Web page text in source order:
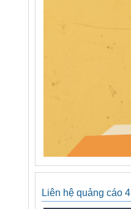
Liên hệ quảng cáo 4